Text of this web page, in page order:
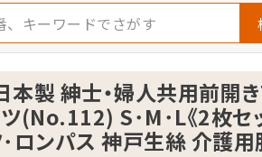
製 紳士・婦人共用前開
(No.112) S･M･L《2枚セ
ロンパス 神戸生絲 介護用